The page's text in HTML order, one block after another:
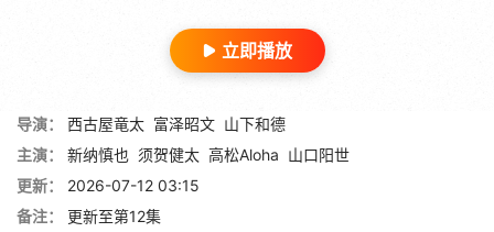
立即播放
导演： 西古屋竜太 富泽昭文 山下和德
主演：
新纳慎也 须贺健太 高松Aloha 山口阳世
更新：
2026-07-12 03:15
备注：
更新至第12集